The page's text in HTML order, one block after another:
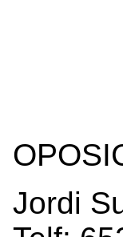
Jordi